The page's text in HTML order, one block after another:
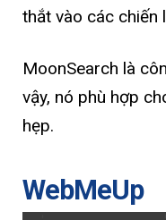
thắt vào các chiến
MoonSearch là
vậy, nó phù hợp
hẹp.
WebMeUp